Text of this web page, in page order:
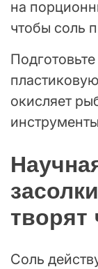
на
чтобы соль
окисляет
творят
Соль